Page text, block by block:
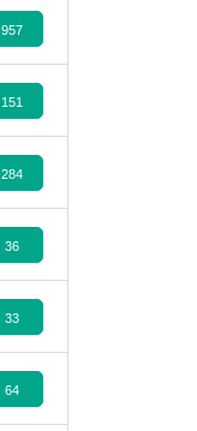
957
151
284
36
33
64